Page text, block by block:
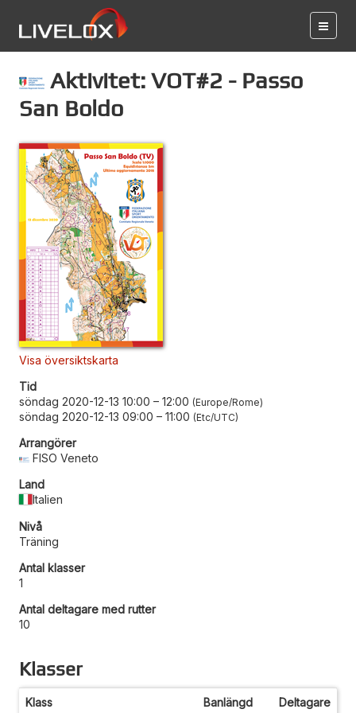
Aktivitet: VOT#2 - Passo
San Boldo
Visa översiktskarta
Tid
söndag 2020-12-13 10:00 – 12:00 Europe/Rome
söndag 2020-12-13 09:00 – 11:00 Etc/UTC
Arrangörer
FISO Veneto
Land
Italien
Nivå
Träning
Antal klasser
1
Antal deltagare med rutter
10
Klasser
Klass Banlängd Deltagare